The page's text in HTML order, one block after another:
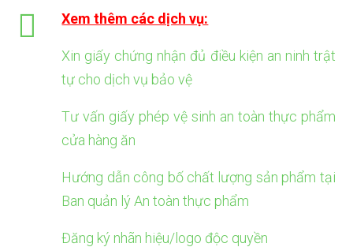
Xem thêm các dịch vụ:
Xin giấy chứng nhận đủ điều kiện an ninh trật
tự cho dịch vụ bảo vệ
Tư vấn giấy phép vệ sinh an toàn thực phẩm
cửa hàng ăn
Hướng dẫn công bố chất lượng sản phẩm tại
Ban quản lý An toàn thực phẩm
Đăng ký nhãn hiệu/logo độc quyền